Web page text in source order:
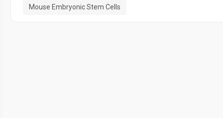
Mouse Embryonic Stem Cells